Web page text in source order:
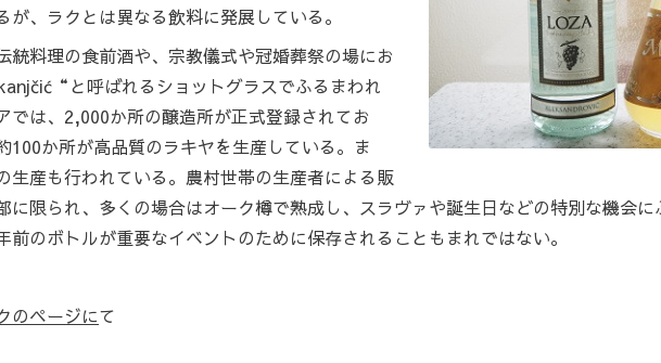
が、ラクとは異なる飲料に発展している。
統料理の食前酒や、宗教儀式や冠婚葬祭の場にお
と呼ばれるショットグラスでふるまわれ
では、2,000か所の醸造所が正式登録されてお
100か所が高品質のラキヤを生産している。ま
生産も行われている。農村世帯の生産者による販
に限られ、多くの場合はオーク樽で熟成し、スラヴァや誕生日などの特別な機会
前のボトルが重要なイベントのために保存されることもまれではない。
のページにて